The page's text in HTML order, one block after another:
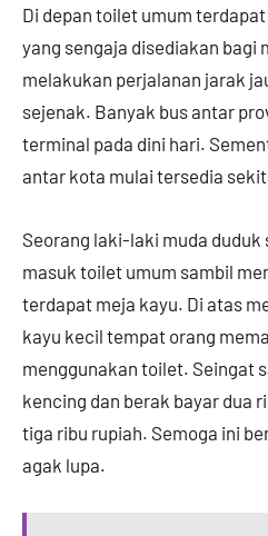
Di depan toilet umum
yang sengaja disediakan bagi
melakukan perjalanan jarak
sejenak. Banyak bus antar
terminal pada dini hari.
antar kota mulai tersedia
Seorang laki-laki muda
masuk toilet umum sambil
terdapat meja kayu. Di atas
kayu kecil tempat orang
menggunakan toilet. Seingat
kencing dan berak bayar dua
tiga ribu rupiah. Semoga ini
agak lupa.